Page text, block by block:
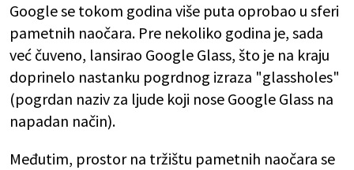
Google se tokom godina više puta oprobao u sferi
pametnih naočara. Pre nekoliko godina je, sada
već čuveno, lansirao Google Glass, što je na kraju
doprinelo nastanku pogrdnog izraza "glassholes"
(pogrdan naziv za ljude koji nose Google Glass na
napadan način).
Međutim, prostor na tržištu pametnih naočara se